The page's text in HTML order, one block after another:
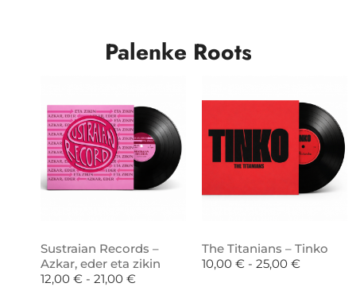
Palenke Roots
Sustraian Records –
Azkar, eder eta zikin
12,00 € - 21,00 €
The Titanians – Tinko
10,00 € - 25,00 €